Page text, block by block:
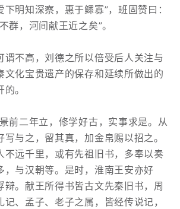
明知深察，惠于鳏寡”，班固赞曰：
群，河间献王近之矣”。
谓不高，刘德之所以倍受后人关注与
文化宝贵遗产的保存和延续所做出的
。
前二年立，修学好古，实事求是。从
写与之，留其真，加金帛赐以招之。
不远千里，或有先祖旧书，多奉以奏
，与汉朝等。是时，淮南王安亦好
辩。献王所得书皆古文先秦旧书，周
、孟子、老子之属，皆经传说记，